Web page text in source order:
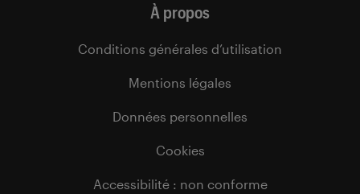
À propos
Conditions générales d’utilisation
Mentions légales
Données personnelles
Cookies
Accessibilité : non conforme